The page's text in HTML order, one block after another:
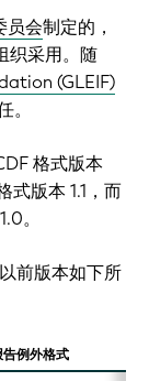
员会制定的，
织采用。随
(GLEIF)
格式版本
式版本 1.1，而
。
前版本如下所
告例外格式